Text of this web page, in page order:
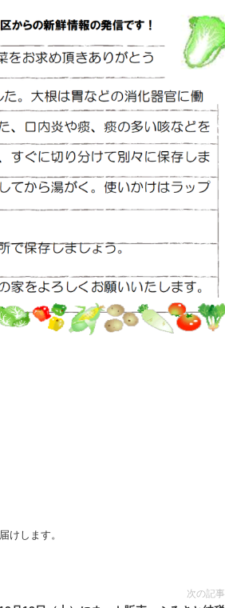
けします。
次の記事